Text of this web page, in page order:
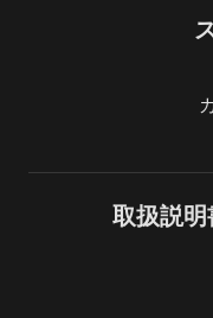
取扱説明